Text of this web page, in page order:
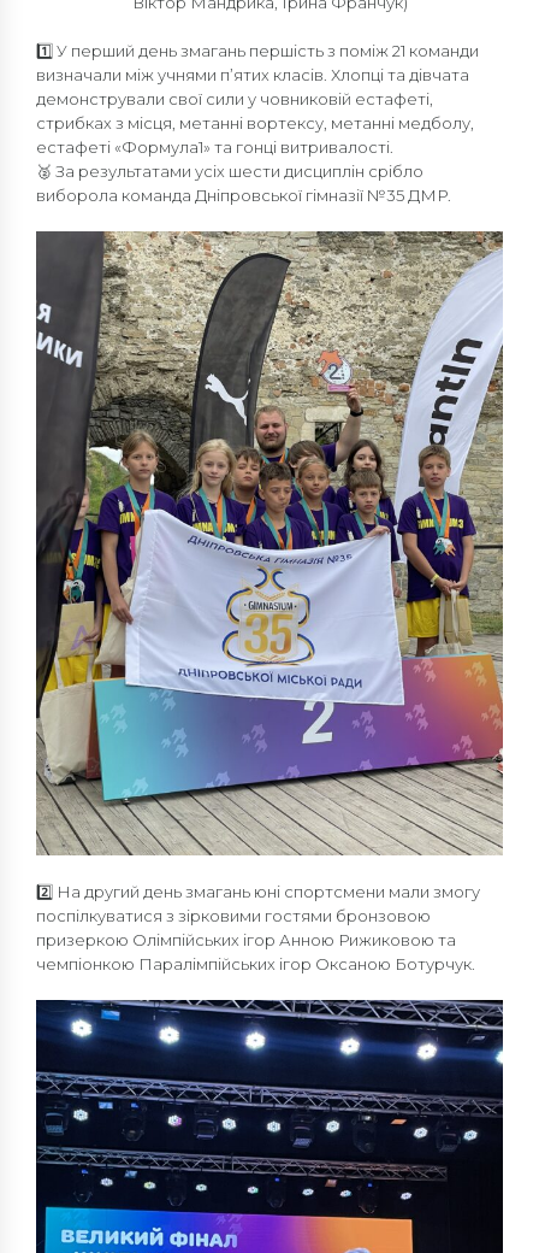
1️⃣ У перший день змагань першість з поміж 21 команди
визначали між учнями п’ятих класів. Хлопці та дівчата
демонстрували свої сили у човниковій естафеті,
стрибках з місця, метанні вортексу, метанні медболу,
естафеті «Формула1» та гонці витривалості.
🥈 За результатами усіх шести дисциплін срібло
виборола команда Дніпровської гімназії №35 ДМР.
2️⃣ На другий день змагань юні спортсмени мали змогу
поспілкуватися з зірковими гостями бронзовою
призеркою Олімпійських ігор Анною Рижиковою та
чемпіонкою Паралімпійських ігор Оксаною Ботурчук.